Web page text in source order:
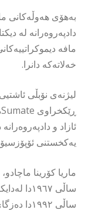
بەھۆی ھەوڵەکانی
دادپەروەرانە لە
مافە
خەلاتەکە دانرا.
لیژنەی نۆبڵی
ئازاد و
یەکخستنی
ماریا کۆرینا
ساڵی
ساڵی